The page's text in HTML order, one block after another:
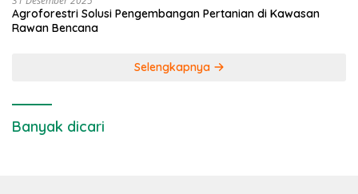
Agroforestri Solusi Pengembangan Pertanian di Kawasan
Rawan Bencana
Selengkapnya
Banyak dicari